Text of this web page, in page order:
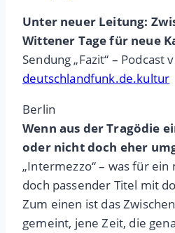
Unter neuer Leitung:
Wittener Tage für neue
Sendung „Fazit“ – Podcast
deutschlandfunk.de.kultur
Berlin
Wenn aus der Tragödie
oder nicht doch eher
„Intermezzo“ – was für
doch passender Titel mit
Zum einen ist das
gemeint, jene Zeit, die